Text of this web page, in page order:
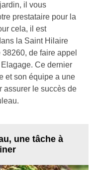
il vous
prestataire pour la
cela, il est
la Saint Hilaire
de faire appel
Ce dernier
et son équipe a une
assurer le succès de
une tâche à